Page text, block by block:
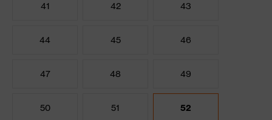
41 42 43
44 45 46
47 48 49
50 51 52